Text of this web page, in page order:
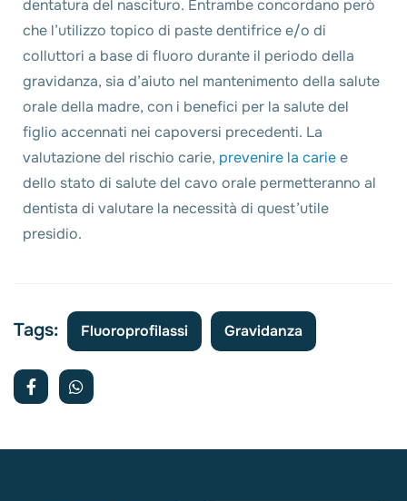
dentatura del nascituro. Entrambe concordano però
che l’utilizzo topico di paste dentifrice e/o di
colluttori a base di fluoro durante il periodo della
gravidanza, sia d’aiuto nel mantenimento della salute
orale della madre, con i benefici per la salute del
figlio accennati nei capoversi precedenti. La
valutazione del rischio carie, prevenire la cariee
dello stato di salute del cavo orale permetteranno al
dentista di valutare la necessità di quest’utile
presidio.
Tags: Fluoroprofilassi Gravidanza